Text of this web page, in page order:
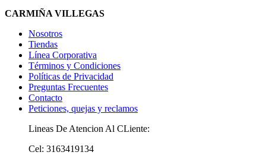
CARMIÑA VILLEGAS
Nosotros
Tiendas
Línea Corporativa
Términos y Condiciones
Políticas de Privacidad
Preguntas Frecuentes
Contacto
Peticiones, quejas y reclamos
Lineas De Atencion Al CLiente:
Cel: 3163419134